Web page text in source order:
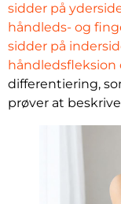
sidder på
håndleds- og
sidder på
differentiering,
prøver at